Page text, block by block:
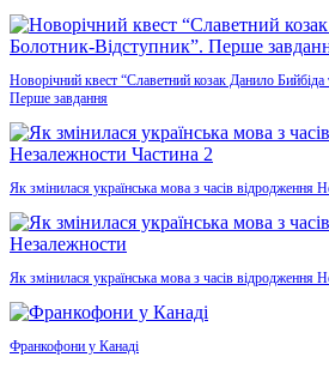
Новорічний квест “Славетний козак Данило
Перше завдання
Як змінилася українська мова з часів відродження
Як змінилася українська мова з часів відродження
Франкофони у Канаді